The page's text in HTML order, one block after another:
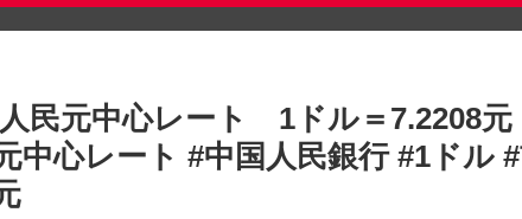
民元中心レート 1ドル＝7.2208元
中心レート #中国人民銀行 #1ドル